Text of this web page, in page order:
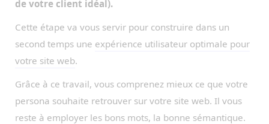
de votre client idéal).
Cette étape va vous servir pour construire dans un
second temps une expérience utilisateur optimale pour
votre site web.
Grâce à ce travail, vous comprenez mieux ce que votre
persona souhaite retrouver sur votre site web. Il vous
reste à employer les bons mots, la bonne sémantique.